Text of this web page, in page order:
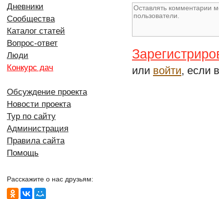
или войти, если
Дневники
Сообщества
Каталог статей
Вопрос-ответ
Люди
Конкурс дач
Обсуждение проекта
Новости проекта
Тур по сайту
Администрация
Правила сайта
Помощь
Расскажите о нас друзьям: